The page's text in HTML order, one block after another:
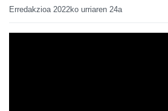
Erredakzioa 2022ko urriaren 24a